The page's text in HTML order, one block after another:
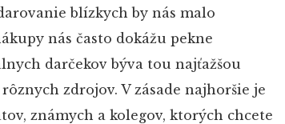
blízkych by nás malo
nás často dokážu pekne
darčekov býva tou najťažšou
zdrojov. V zásade najhoršie je
známych a kolegov, ktorých chcete